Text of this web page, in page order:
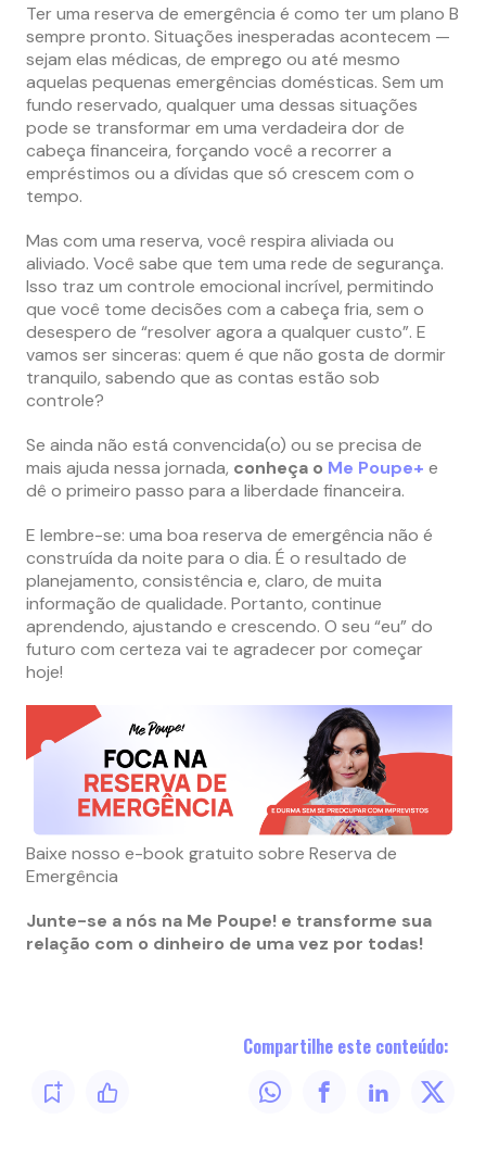
Ter uma reserva de emergência é como ter um plano B
sempre pronto. Situações inesperadas acontecem —
sejam elas médicas, de emprego ou até mesmo
aquelas pequenas emergências domésticas. Sem um
fundo reservado, qualquer uma dessas situações
pode se transformar em uma verdadeira dor de
cabeça financeira, forçando você a recorrer a
empréstimos ou a dívidas que só crescem com o
tempo.
Mas com uma reserva, você respira aliviada ou
aliviado. Você sabe que tem uma rede de segurança.
Isso traz um controle emocional incrível, permitindo
que você tome decisões com a cabeça fria, sem o
desespero de “resolver agora a qualquer custo”. E
vamos ser sinceras: quem é que não gosta de dormir
tranquilo, sabendo que as contas estão sob
controle?
Se ainda não está convencida(o) ou se precisa de
mais ajuda nessa jornada, conheça o Me Poupe+ e
dê o primeiro passo para a liberdade financeira.
E lembre-se: uma boa reserva de emergência não é
construída da noite para o dia. É o resultado de
planejamento, consistência e, claro, de muita
informação de qualidade. Portanto, continue
aprendendo, ajustando e crescendo. O seu “eu” do
futuro com certeza vai te agradecer por começar
hoje!
Baixe nosso e-book gratuito sobre Reserva de
Emergência
Junte-se a nós na Me Poupe! e transforme sua
relação com o dinheiro de uma vez por todas!
Compartilhe este conteúdo: